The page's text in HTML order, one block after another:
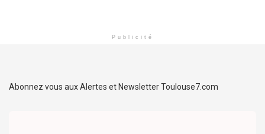
Publicité
Abonnez vous aux Alertes et Newsletter Toulouse7.com